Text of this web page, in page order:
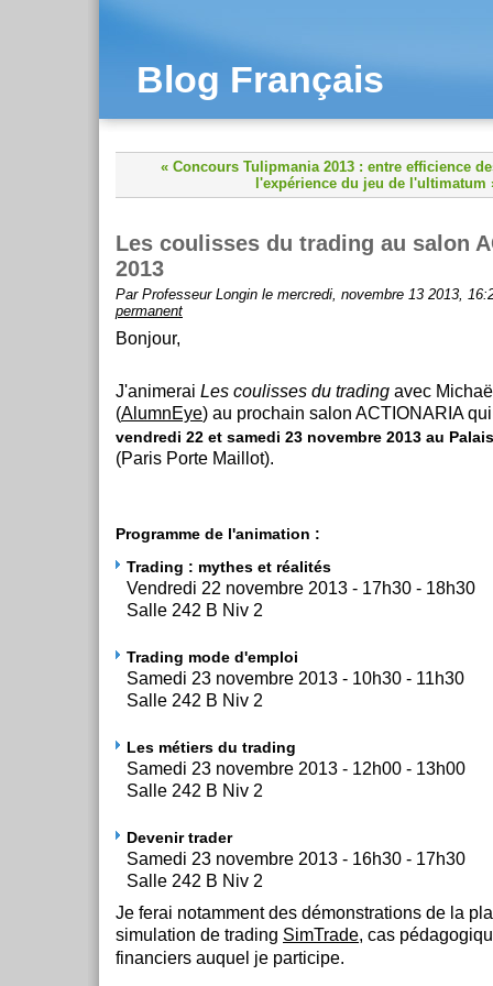
Blog Français
« Concours Tulipmania 2013 : entre efficience
l'expérience du jeu de l'ultimatum
Les coulisses du trading au salon
2013
Par Professeur Longin le mercredi, novembre 13 2013,
permanent
Bonjour,
J'animerai Les coulisses du trading avec
(AlumnEye) au prochain salon ACTIONARIA
vendredi 22 et samedi 23 novembre 2013 au
(Paris Porte Maillot).
Programme de l'animation :
Trading : mythes et réalités
Vendredi 22 novembre 2013 - 17h30 - 18h30
Salle 242 B Niv 2
Trading mode d'emploi
Samedi 23 novembre 2013 - 10h30 - 11h30
Salle 242 B Niv 2
Les métiers du trading
Samedi 23 novembre 2013 - 12h00 - 13h00
Salle 242 B Niv 2
Devenir trader
Samedi 23 novembre 2013 - 16h30 - 17h30
Salle 242 B Niv 2
Je ferai notamment des démonstrations de la
simulation de trading SimTrade, cas
financiers auquel je participe.